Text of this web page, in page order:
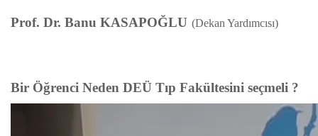
Prof. Dr. Banu KASAPOĞLU (Dekan Yardımcısı)
Bir Öğrenci Neden DEÜ Tıp Fakültesini seçmeli ?